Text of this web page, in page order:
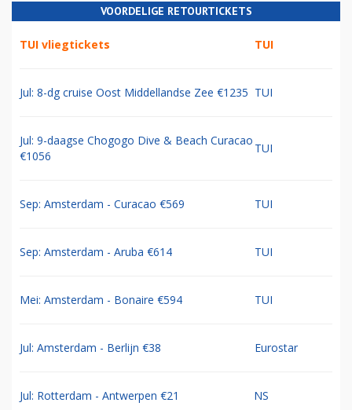
VOORDELIGE RETOURTICKETS
TUI vliegtickets TUI
Jul: 8-dg cruise Oost Middellandse Zee €1235 TUI
Jul: 9-daagse Chogogo Dive & Beach Curacao
€1056
TUI
Sep: Amsterdam - Curacao €569 TUI
Sep: Amsterdam - Aruba €614 TUI
Mei: Amsterdam - Bonaire €594 TUI
Jul: Amsterdam - Berlijn €38 Eurostar
Jul: Rotterdam - Antwerpen €21 NS